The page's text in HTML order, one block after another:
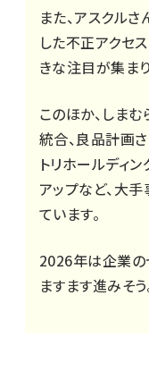
また、アスクル
した不正アクセ
きな注目が集ま
このほか、しまむ
統合、良品計画
トリホールディ
アップなど、大
ています。
2026年は企業の
ますます進みそう